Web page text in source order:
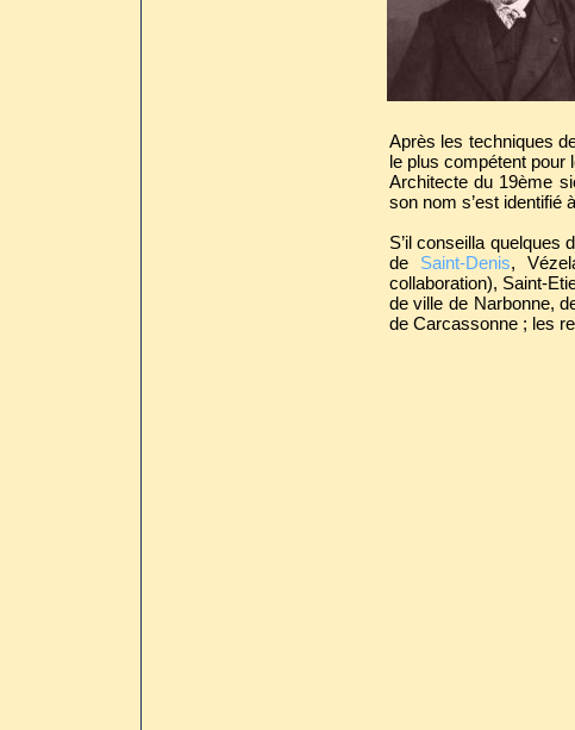
Après les techniques
le plus compétent pour
Architecte du 19ème
son nom s’est identifié
S’il conseilla quelques
de Saint-Denis,
collaboration), Saint-
de ville de Narbonne,
de Carcassonne ; les